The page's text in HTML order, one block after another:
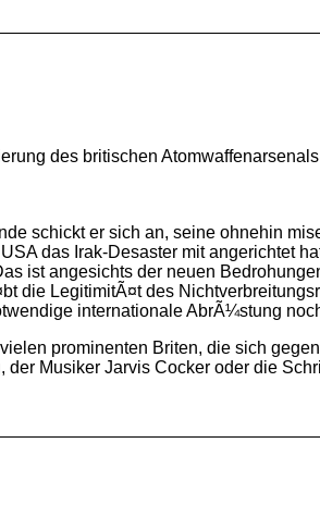
des britischen
schickt er sich an, seine ohnehin
das Irak-Desaster mit angerichtet
ist angesichts der neuen
LegitimitÃ¤t des
internationale AbrÃ¼stung
prominenten Briten, die sich
Musiker Jarvis Cocker oder die